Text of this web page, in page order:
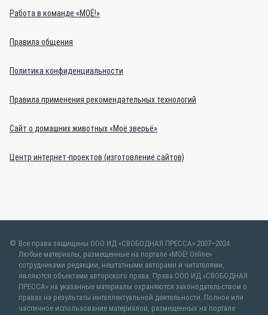
Работа в команде «МОЁ!»
Правила общения
Политика конфиденциальности
Правила применения рекомендательных технологий
Сайт о домашних животных «Моё зверьё»
Центр интернет-проектов (изготовление сайтов)
Все права защищены ООО ИД «СВОБОДНАЯ ПРЕССА» 2007–2024.
Любые материалы, размещенные на портале «МОЁ! Online»
сотрудниками редакции, нештатными авторами и читателями,
являются объектами авторского права. Права ООО ИД «СВОБОДНАЯ
ПРЕССА» на указанные материалы охраняются законодательством о
правах на результаты интеллектуальной деятельности. Полное или
частичное использование материалов, размещенных на портале